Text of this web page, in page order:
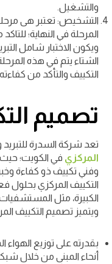
والتشغيل.
التشخيص: تعتبر هى مرحلة
المرحلة في النهاية؛
ويكون الاختبار شامل
الشتاء يتم في هذه
التكييف والتأكد من
تصميم
تعد شركة السدرة
المركزي في الكويت؛
وفني تكييف ذو كفاءة
التكييف المركزي بحلول
الكبيرة، مثل
ويتميز تصميم التكييف
بقدرته على توزيع
أنحاء المبنى من خلال